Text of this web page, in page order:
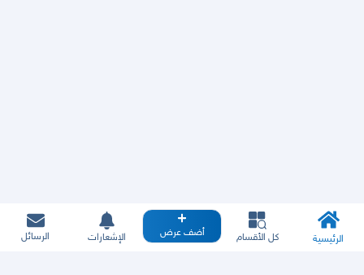
الرئيسية كل الأقسام أضف عرض الإشعارات الرسائل